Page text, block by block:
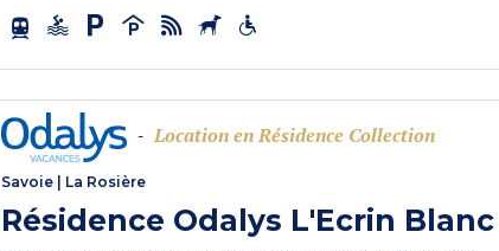
- Location en Résidence Collection
Savoie La Rosière
Résidence Odalys L'Ecrin Blanc